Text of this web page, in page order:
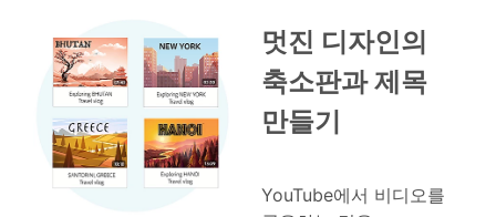
멋진 디자인의
축소판과 제목
만들기
YouTube에서 비디오를